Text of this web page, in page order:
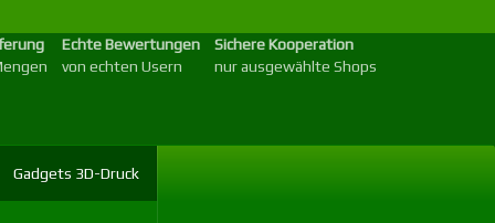
Echte Bewertungen
von echten Usern
Sichere Kooperation
nur ausgewählte Shops
Gadgets 3D-Druck